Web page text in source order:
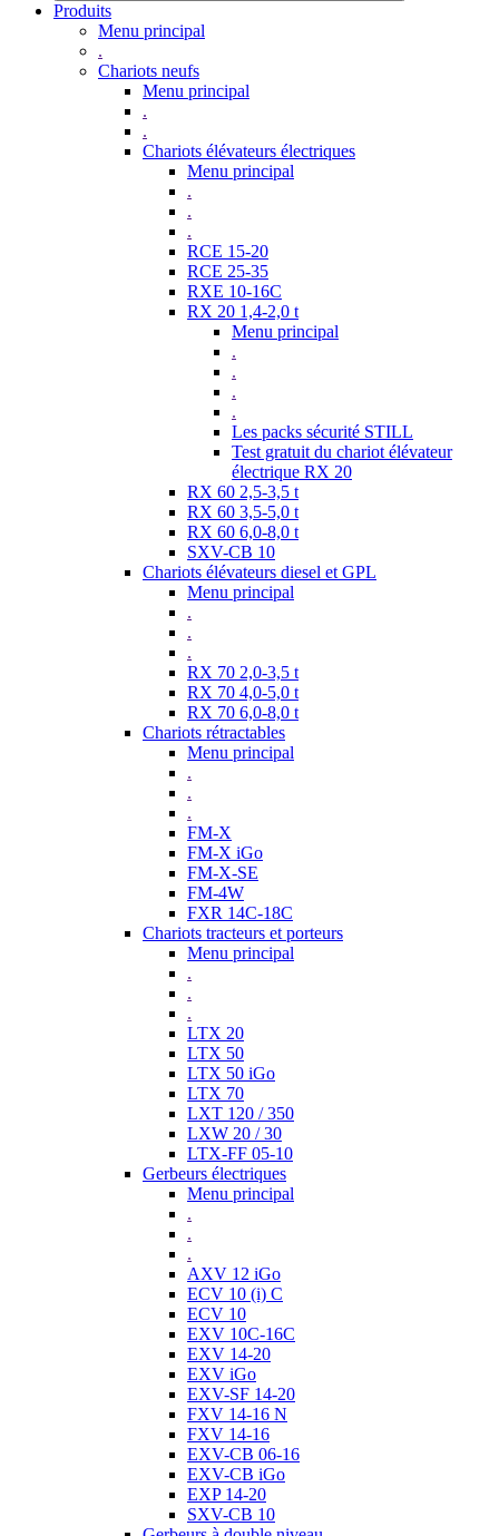
Produits
Menu principal
.
Chariots neufs
Menu principal
.
.
Chariots élévateurs électriques
Menu principal
.
.
.
RCE 15-20
RCE 25-35
RXE 10-16C
RX 20 1,4-2,0 t
Menu principal
.
.
.
.
Les packs sécurité STILL
Test gratuit du chariot élévateur
électrique RX 20
RX 60 2,5-3,5 t
RX 60 3,5-5,0 t
RX 60 6,0-8,0 t
SXV-CB 10
Chariots élévateurs diesel et GPL
Menu principal
.
.
.
RX 70 2,0-3,5 t
RX 70 4,0-5,0 t
RX 70 6,0-8,0 t
Chariots rétractables
Menu principal
.
.
.
FM-X
FM-X iGo
FM-X-SE
FM-4W
FXR 14C-18C
Chariots tracteurs et porteurs
Menu principal
.
.
.
LTX 20
LTX 50
LTX 50 iGo
LTX 70
LXT 120 / 350
LXW 20 / 30
LTX-FF 05-10
Gerbeurs électriques
Menu principal
.
.
.
AXV 12 iGo
ECV 10 (i) C
ECV 10
EXV 10C-16C
EXV 14-20
EXV iGo
EXV-SF 14-20
FXV 14-16 N
FXV 14-16
EXV-CB 06-16
EXV-CB iGo
EXP 14-20
SXV-CB 10